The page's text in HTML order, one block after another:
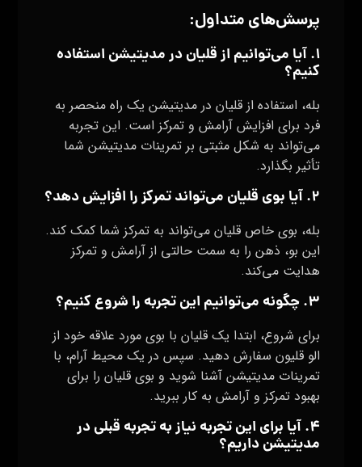
پرسش‌های متداول:
۱. آیا می‌توانیم از قلیان در مدیتیشن استفاده
کنیم؟
بله، استفاده از قلیان در مدیتیشن یک راه منحصر به
فرد برای افزایش آرامش و تمرکز است. این تجربه
می‌تواند به شکل مثبتی بر تمرینات مدیتیشن شما
تأثیر بگذارد.
۲. آیا بوی قلیان می‌تواند تمرکز را افزایش دهد؟
بله، بوی خاص قلیان می‌تواند به تمرکز شما کمک کند.
این بو، ذهن را به سمت حالتی از آرامش و تمرکز
هدایت می‌کند.
۳. چگونه می‌توانیم این تجربه را شروع کنیم؟
برای شروع، ابتدا یک قلیان با بوی مورد علاقه خود از
الو قلیون سفارش دهید. سپس در یک محیط آرام، با
تمرینات مدیتیشن آشنا شوید و بوی قلیان را برای
بهبود تمرکز و آرامش به کار ببرید.
۴. آیا برای این تجربه نیاز به تجربه قبلی در
مدیتیشن داریم؟